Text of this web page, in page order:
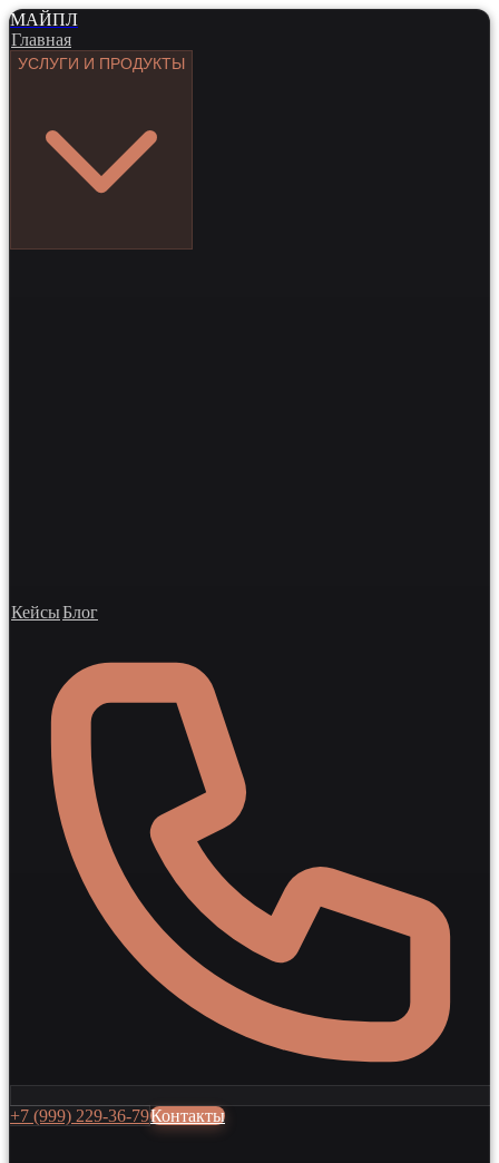
МАЙПЛ
Главная
УСЛУГИ И ПРОДУКТЫ
КейсыБлог
+7 (999) 229-36-79Контакты